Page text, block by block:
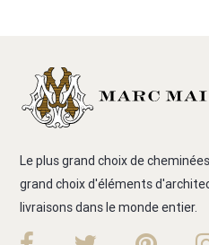
Le plus grand choix de
grand choix d'éléments
livraisons dans le monde entier.